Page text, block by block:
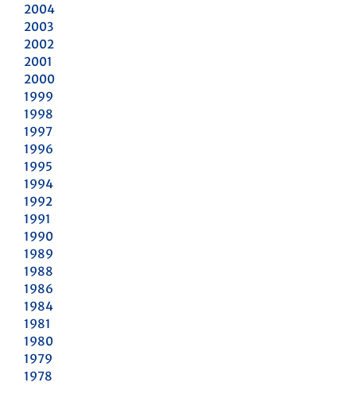
2004
2003
2002
2001
2000
1999
1998
1997
1996
1995
1994
1992
1991
1990
1989
1988
1986
1984
1981
1980
1979
1978